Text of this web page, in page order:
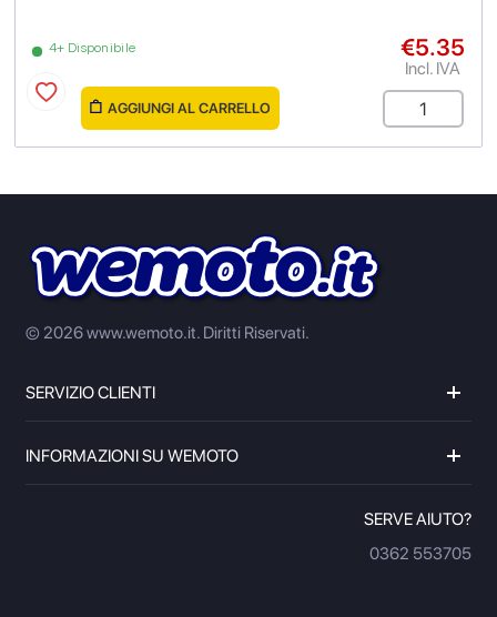
4+ Disponibile €5.35
Incl. IVA
AGGIUNGI AL CARRELLO
© 2026 www.wemoto.it. Diritti Riservati.
SERVIZIO CLIENTI
INFORMAZIONI SU WEMOTO
SERVE AIUTO?
0362 553705